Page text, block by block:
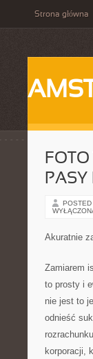
Strona główna
POSTED
Akuratnie
Zamiarem
to prosty i
nie jest to
odnieść
korporacji,